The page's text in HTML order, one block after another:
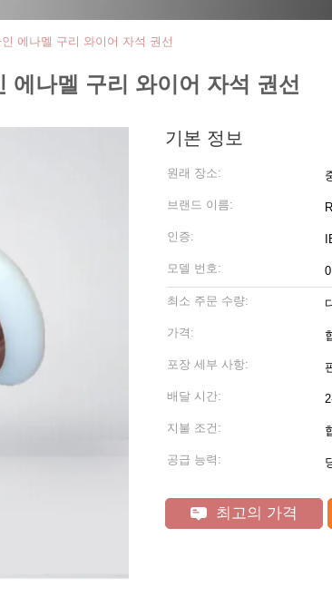
에나멜 구리 와이어 자석 권선
에나멜 구리 와이어 자석 권선
기본 정보
원래 장소:
브랜드 이름:
인증:
모델 번호:
최소 주문 수량:
가격:
포장 세부 사항:
배달 시간:
지불 조건:
공급 능력:
최고의 가격